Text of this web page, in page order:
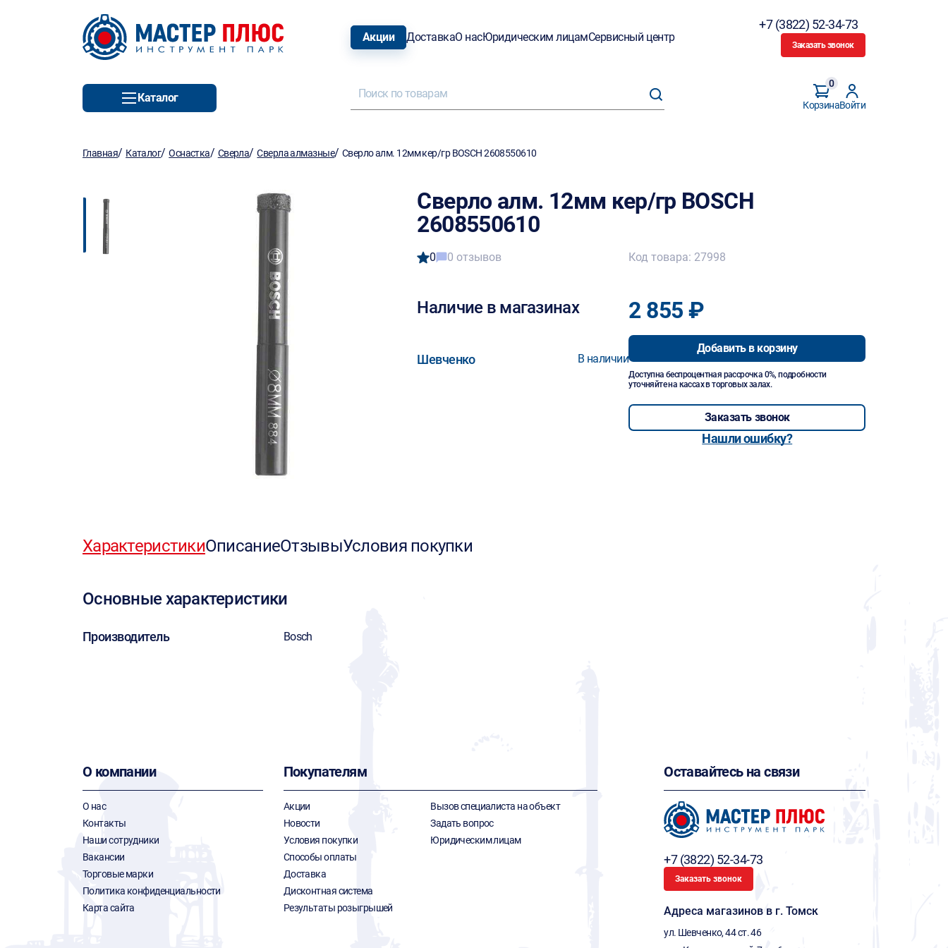
Акции ДоставкаО насЮридическим лицамСервисный центр
+7 (3822) 52-34-73
Заказать звонок
Каталог
Корзина
0
Войти
Главная/ Каталог/Оснастка/ Сверла/Сверла алмазные/ Сверло алм. 12мм кер/гр BOSCH 2608550610
Сверло алм. 12мм кер/гр BOSCH
2608550610
0 0 отзывов
Наличие в магазинах
Шевченко В наличии
Код товара: 27998
2 855 ₽
Добавить в корзину
Доступна беспроцентная рассрочка 0%, подробности
уточняйте на кассах в торговых залах.
Заказать звонок
Нашли ошибку?
ХарактеристикиОписаниеОтзывыУсловия покупки
Основные характеристики
Производитель Bosch
О компании
О нас
Контакты
Наши сотрудники
Вакансии
Торговые марки
Политика конфиденциальности
Карта сайта
Покупателям
Акции
Новости
Условия покупки
Способы оплаты
Доставка
Дисконтная система
Результаты розыгрышей
Вызов специалиста на объект
Задать вопрос
Юридическим лицам
Оставайтесь на связи
+7 (3822) 52-34-73
Заказать звонок
Адреса магазинов в г. Томск
ул. Шевченко, 44 ст. 46